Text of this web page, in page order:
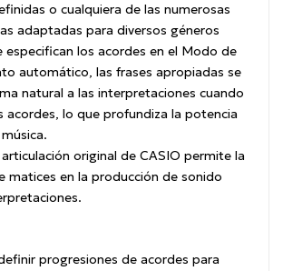
o cualquiera de las numerosas
adaptadas para diversos géneros
especifican los acordes en el Modo de
automático, las frases apropiadas se
natural a las interpretaciones cuando
acordes, lo que profundiza la potencia
original de CASIO permite la
matices en la producción de sonido
progresiones de acordes para